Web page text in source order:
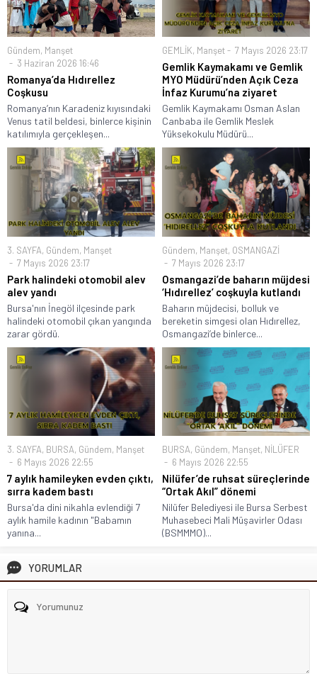
Gündem, Manşet
3 Haziran 2026 16:46
Romanya’da Hıdırellez
Coşkusu
Romanya’nın Karadeniz kıyısındaki
Venus tatil beldesi, binlerce kişinin
katılımıyla gerçekleşen...
GEMLİK, Manşet 7 Mayıs 2026 23:17
Gemlik Kaymakamı ve Gemlik
MYO Müdürü’nden Açık Ceza
İnfaz Kurumu’na ziyaret
Gemlik Kaymakamı Osman Aslan
Canbaba ile Gemlik Meslek
Yüksekokulu Müdürü...
3. SAYFA, Gündem, Manşet
7 Mayıs 2026 23:17
Park halindeki otomobil alev
alev yandı
Bursa'nın İnegöl ilçesinde park
halindeki otomobil çıkan yangında
zarar gördü.
Gündem, Manşet, OSMANGAZİ
7 Mayıs 2026 23:17
Osmangazi’de baharın müjdesi
‘Hıdırellez’ coşkuyla kutlandı
Baharın müjdecisi, bolluk ve
bereketin simgesi olan Hıdırellez,
Osmangazi’de binlerce...
3. SAYFA, BURSA, Gündem, Manşet
6 Mayıs 2026 22:55
7 aylık hamileyken evden çıktı,
sırra kadem bastı
Bursa'da dini nikahla evlendiği 7
aylık hamile kadının "Babamın
yanına...
BURSA, Gündem, Manşet, NİLÜFER
6 Mayıs 2026 22:55
Nilüfer’de ruhsat süreçlerinde
“Ortak Akıl” dönemi
Nilüfer Belediyesi ile Bursa Serbest
Muhasebeci Mali Müşavirler Odası
(BSMMMO)...
YORUMLAR